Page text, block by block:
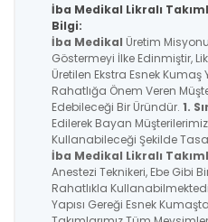
İba Medikal Likralı
Bilgi:
İba Medikal Üretim
Göstermeyi İlke Edinmiştir,
Üretilen Ekstra Esnek Kumaş
Rahatlığa Önem Veren
Edebileceği Bir Üründür. 1.
Edilerek Bayan
Kullanabileceği Şekilde
İba Medikal Likralı
Anestezi Teknikeri, Ebe Gibi
Rahatlıkla
Yapısı Gereği Esnek